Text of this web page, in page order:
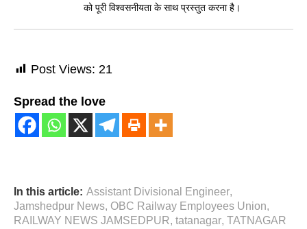
को पूरी विश्वसनीयता के साथ प्रस्तुत करना है।
Post Views: 21
Spread the love
In this article: Assistant Divisional Engineer,
Jamshedpur News, OBC Railway Employees Union,
RAILWAY NEWS JAMSEDPUR, tatanagar, TATNAGAR